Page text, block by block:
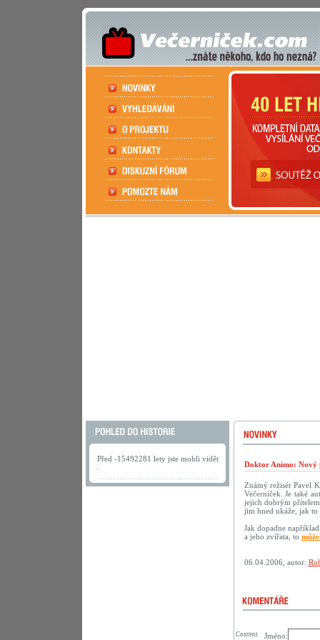
Před -15492281 lety jste mohli vidět
Doktor Animo: Nový
Známý režisér Pavel
Večerníček. Je také
jejich dobrým
jim hned ukáže, jak to
Jak dopadne
a jeho zvířata, to
06.04.2006, autor:
Jméno:
Content